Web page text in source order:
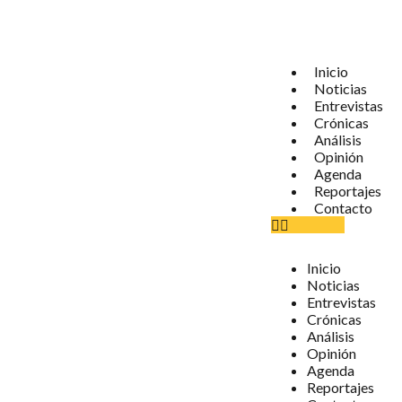
Inicio
Noticias
Entrevistas
Crónicas
Análisis
Opinión
Agenda
Reportajes
Contacto
Inicio
Noticias
Entrevistas
Crónicas
Análisis
Opinión
Agenda
Reportajes